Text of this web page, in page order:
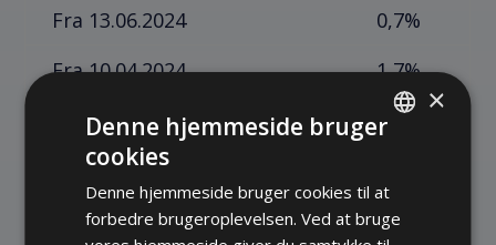
Fra 13.06.2024
0,7%
Fra 10.04.2024
1,7%
Fra 12.03.2024
1,5%
Fra 14.02.2024
Fra 01.01.2024
2,4%
GERMAN
ENGLISH
×
Denne hjemmeside bruger
cookies
Denne hjemmeside bruger cookies til at
forbedre brugeroplevelsen. Ved at bruge